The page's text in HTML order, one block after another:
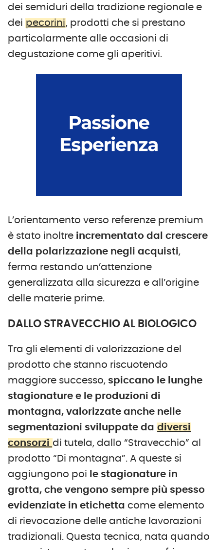
dei semiduri della tradizione regionale e
dei pecorini, prodotti che si prestano
particolarmente alle occasioni di
degustazione come gli aperitivi.
L’orientamento verso referenze premium
è stato inoltre incrementato dal crescere
della polarizzazione negli acquisti,
ferma restando un’attenzione
generalizzata alla sicurezza e all’origine
delle materie prime.
DALLO STRAVECCHIO AL BIOLOGICO
Tra gli elementi di valorizzazione del
prodotto che stanno riscuotendo
maggiore successo, spiccano le lunghe
stagionature e le produzioni di
montagna, valorizzate anche nelle
segmentazioni sviluppate da diversi
consorzi di tutela, dallo “Stravecchio” al
prodotto “Di montagna”. A queste si
aggiungono poi le stagionature in
grotta, che vengono sempre più spesso
evidenziate in etichetta come elemento
di rievocazione delle antiche lavorazioni
tradizionali. Questa tecnica, nata quando